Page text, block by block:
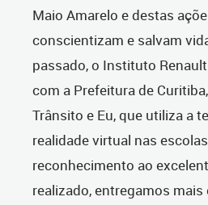
Maio Amarelo e destas
conscientizam e salvam
passado, o Instituto
com a Prefeitura de
Trânsito e Eu, que utiliza a
realidade virtual nas
reconhecimento ao
realizado, entregamos